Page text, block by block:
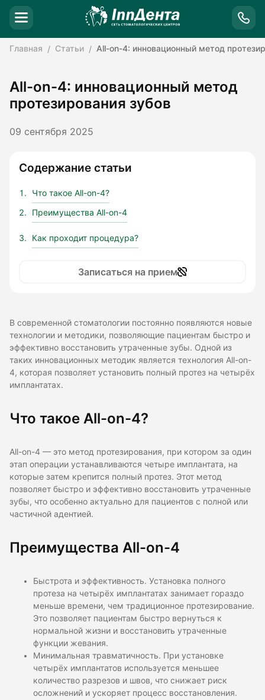
Главная Статьи All-on-4: инновационный метод
All-on-4: инновационный метод
протезирования зубов
09 сентября 2025
Содержание статьи
Что такое All-on-4?
Преимущества All-on-4
Как проходит процедура?
Записаться на прием
В современной стоматологии постоянно появляются новые
технологии и методики, позволяющие пациентам быстро и
эффективно восстановить утраченные зубы. Одной из
таких инновационных методик является технология All-on-
4, которая позволяет установить полный протез на четырёх
имплантатах.
Что такое All-on-4?
All-on-4 — это метод протезирования, при котором за один
этап операции устанавливаются четыре имплантата, на
которые затем крепится полный протез. Этот метод
позволяет быстро и эффективно восстановить утраченные
зубы, что особенно актуально для пациентов с полной или
частичной адентией.
Преимущества All-on-4
Быстрота и эффективность. Установка полного
протеза на четырёх имплантатах занимает гораздо
меньше времени, чем традиционное протезирование.
Это позволяет пациентам быстро вернуться к
нормальной жизни и восстановить утраченные
функции жевания.
Минимальная травматичность. При установке
четырёх имплантатов используется меньшее
количество разрезов и швов, что снижает риск
осложнений и ускоряет процесс восстановления.